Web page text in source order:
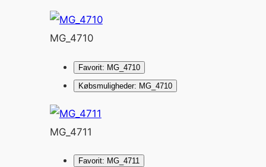
MG_4710
Favorit: MG_4710
Købsmuligheder: MG_4710
MG_4711
Favorit: MG_4711